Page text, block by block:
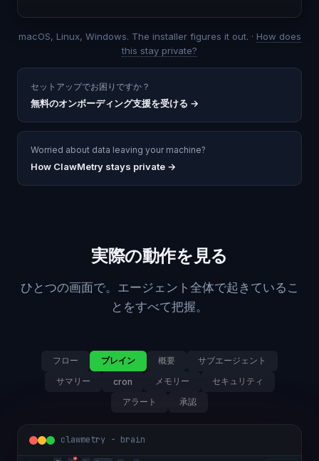
macOS, Linux, Windows. The installer figures it out. · How does
this stay private?
セットアップでお困りですか？
無料のオンボーディング支援を受ける →
Worried about data leaving your machine?
How ClawMetry stays private →
実際の動作を見る
ひとつの画面で。エージェント全体で起きているこ
とをすべて把握。
フロー ブレイン 概要
サブエージェント
サマリー
cron メモリー
セキュリティ
アラート
承認
clawmetry - brain